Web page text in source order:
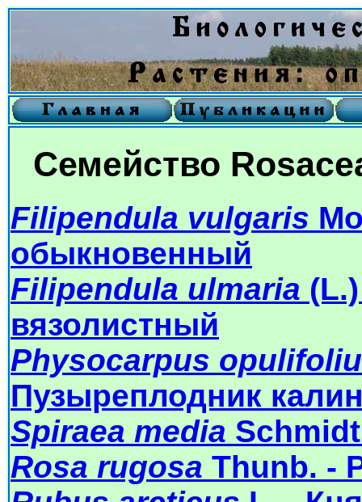
Семейство
Filipendula vulgaris
обыкновенный
Filipendula ulmaria
вязолистный
Physocarpus
Пузыреплодник
Spiraea media
Rosa rugosa Thunb. -